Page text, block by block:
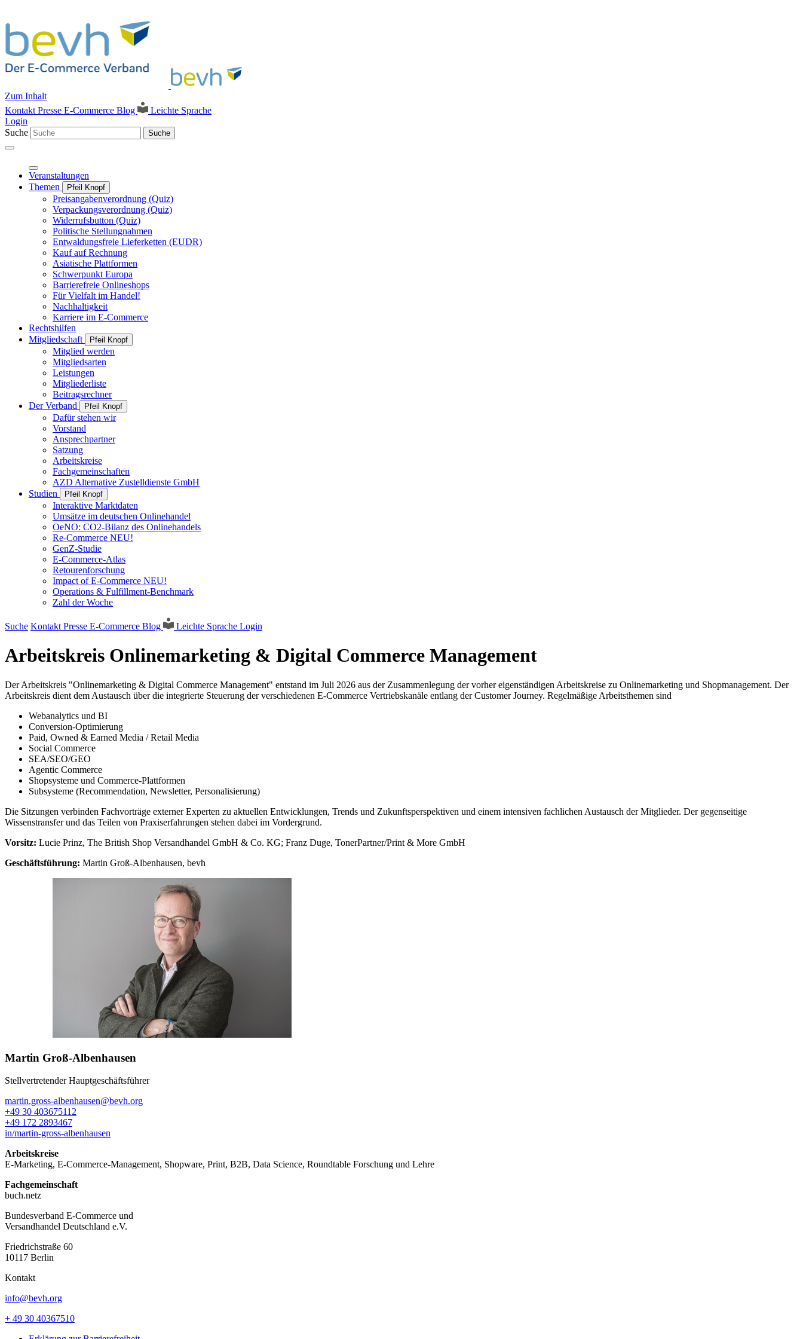
Zum Inhalt
Kontakt Presse E-Commerce Blog
Leichte Sprache
Login
Suche
Suche
Veranstaltungen
Themen
Pfeil Knopf
Preisangabenverordnung (Quiz)
Verpackungsverordnung (Quiz)
Widerrufsbutton (Quiz)
Politische Stellungnahmen
Entwaldungsfreie Lieferketten (EUDR)
Kauf auf Rechnung
Asiatische Plattformen
Schwerpunkt Europa
Barrierefreie Onlineshops
Für Vielfalt im Handel!
Nachhaltigkeit
Karriere im E-Commerce
Rechtshilfen
Mitgliedschaft
Pfeil Knopf
Mitglied werden
Mitgliedsarten
Leistungen
Mitgliederliste
Beitragsrechner
Der Verband
Pfeil Knopf
Dafür stehen wir
Vorstand
Ansprechpartner
Satzung
Arbeitskreise
Fachgemeinschaften
AZD Alternative Zustelldienste GmbH
Studien
Pfeil Knopf
Interaktive Marktdaten
Umsätze im deutschen Onlinehandel
OeNO: CO2-Bilanz des Onlinehandels
Re-Commerce NEU!
GenZ-Studie
E-Commerce-Atlas
Retourenforschung
Impact of E-Commerce NEU!
Operations & Fulfillment-Benchmark
Zahl der Woche
Suche Kontakt Presse E-Commerce Blog Leichte Sprache Login
Arbeitskreis Onlinemarketing & Digital Commerce Management
Der Arbeitskreis "Onlinemarketing & Digital Commerce Management" entstand im Juli 2026 aus der Zusammenlegung der vorher eigenständigen Arbeitskreise zu Onlinemarketing und Shopmanagement. Der
Arbeitskreis dient dem Austausch über die integrierte Steuerung der verschiedenen E-Commerce Vertriebskanäle entlang der Customer Journey. Regelmäßige Arbeitsthemen sind
Webanalytics und BI
Conversion-Optimierung
Paid, Owned & Earned Media / Retail Media
Social Commerce
SEA/SEO/GEO
Agentic Commerce
Shopsysteme und Commerce-Plattformen
Subsysteme (Recommendation, Newsletter, Personalisierung)
Die Sitzungen verbinden Fachvorträge externer Experten zu aktuellen Entwicklungen, Trends und Zukunftsperspektiven und einem intensiven fachlichen Austausch der Mitglieder. Der gegenseitige
Wissenstransfer und das Teilen von Praxiserfahrungen stehen dabei im Vordergrund.
Vorsitz: Lucie Prinz, The British Shop Versandhandel GmbH & Co. KG; Franz Duge, TonerPartner/Print & More GmbH
Geschäftsführung: Martin Groß-Albenhausen, bevh
Martin Groß-Albenhausen
Stellvertretender Hauptgeschäftsführer
martin.gross-albenhausen@bevh.org
+49 30 403675112
+49 172 2893467
in/martin-gross-albenhausen
Arbeitskreise
E-Marketing, E-Commerce-Management, Shopware, Print, B2B, Data Science, Roundtable Forschung und Lehre
Fachgemeinschaft
buch.netz
Bundesverband E-Commerce und
Versandhandel Deutschland e.V.
Friedrichstraße 60
10117 Berlin
Kontakt
info@bevh.org
+ 49 30 40367510